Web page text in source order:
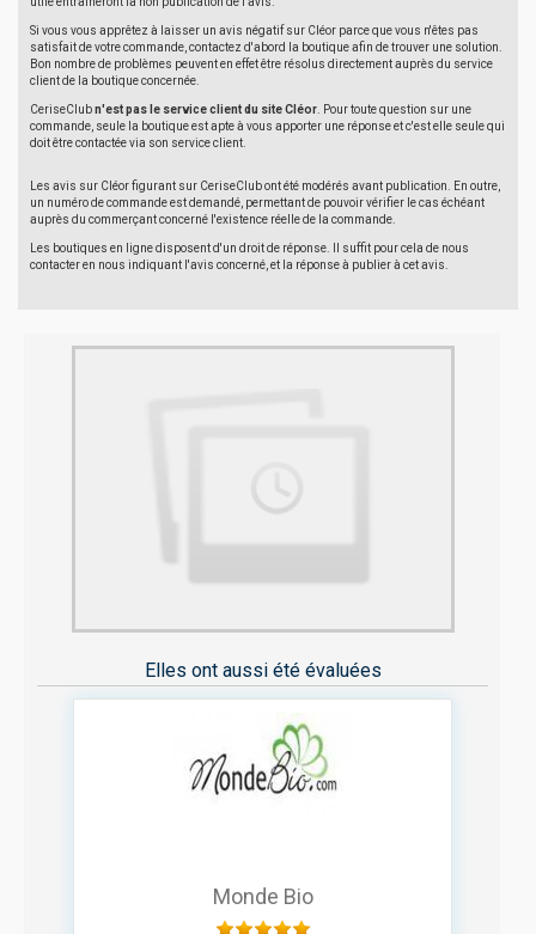
Si vous vous apprêtez à laisser un avis négatif sur Cléor parce que vous n'êtes pas
satisfait de votre commande, contactez d'abord la boutique afin de trouver une solution.
Bon nombre de problèmes peuvent en effet être résolus directement auprès du service
client de la boutique concernée.
CeriseClubn'est pas le service client du site Cléor . Pour toute question sur une
commande, seule la boutique est apte à vous apporter une réponse et c'est elle seule qui
doit être contactée via son service client.
Les avis sur Cléor figurant sur CeriseClub ont été modérés avant publication. En outre,
un numéro de commande est demandé, permettant de pouvoir vérifier le cas échéant
auprès du commerçant concerné l'existence réelle de la commande.
Les boutiques en ligne disposent d'un droit de réponse. Il suffit pour cela de nous
contacter en nous indiquant l'avis concerné, et la réponse à publier à cet avis.
Elles ont aussi été évaluées
Monde Bio